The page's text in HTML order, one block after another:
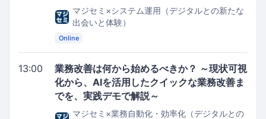
マジセミ×システム運用（デジタルとの新たな
出会いと体験）
Online
13:00
業務改善は何から始めるべきか？ ～現状可視
化から、AIを活用したクイックな業務改善ま
でを、実践デモで解説～
マジセミ×業務自動化・効率化（デジタルとの